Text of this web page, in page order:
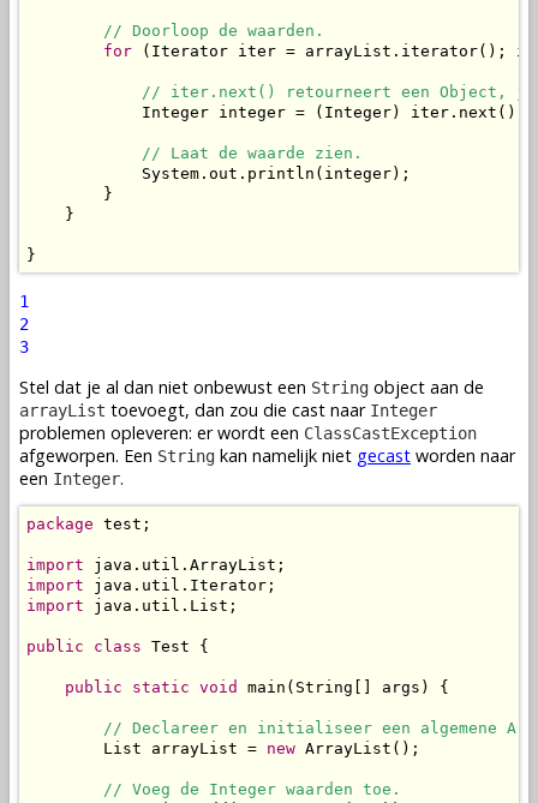
// Doorloop de waarden.
for (Iterator iter = arrayList.iterator();
// iter.next() retourneert een Object, je
            Integer integer = (Integer) iter.next();
// Laat de waarde zien.
            System.out.println(integer);
        }
    }
}
1
2
3
Stel dat je al dan niet onbewust een String object aan de
arrayList toevoegt, dan zou die cast naar Integer
problemen opleveren: er wordt een ClassCastException
afgeworpen. Een String kan namelijk niet gecast worden naar
een Integer.
package test;
import
import
import java.util.List;
public class Test {
public static void main(String[] args) {
// Declareer en initialiseer een algemene
        List arrayList =
new ArrayList();
// Voeg de Integer waarden toe.